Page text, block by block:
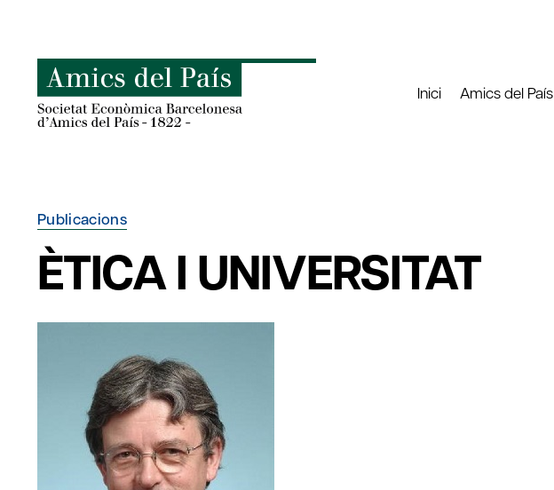
content
Inici
Amics del País
Publicacions
ÈTICA I UNIVERSITAT